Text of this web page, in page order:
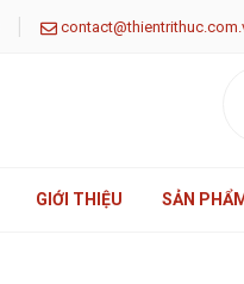
|
GIỚI THIỆU SẢN PHẨM